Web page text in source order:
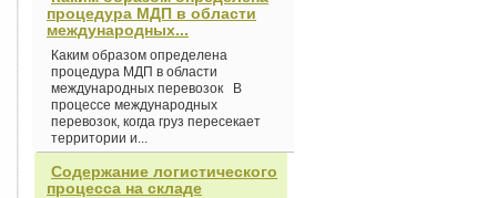
процедура МДП в области
международных...
Каким образом определена
процедура МДП в области
международных перевозок В
процессе международных
перевозок, когда груз пересекает
территории и...
Содержание логистического
процесса на складе